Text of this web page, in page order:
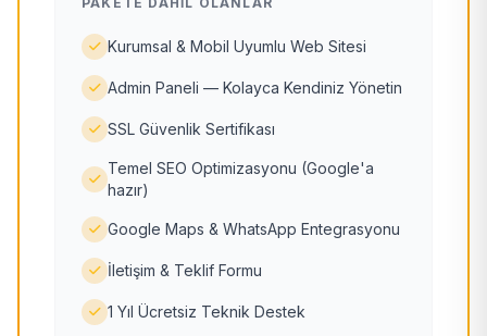
Kurumsal & Mobil Uyumlu Web Sitesi
Admin Paneli — Kolayca Kendiniz Yönetin
SSL Güvenlik Sertifikası
Temel SEO Optimizasyonu (Google'a
hazır)
Google Maps & WhatsApp Entegrasyonu
İletişim & Teklif Formu
1 Yıl Ücretsiz Teknik Destek